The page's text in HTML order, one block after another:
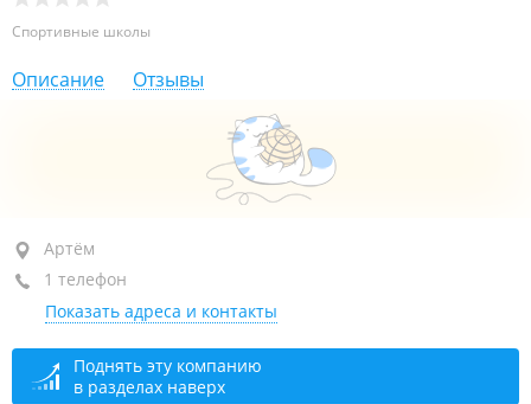
Спортивные школы
Описание Отзывы
Артём, ул. Ленина (пос. Заводской), 3А
+7 (423-37) 9-45-32
сегодня закрыто
Артём
1 телефон
Показать адреса и контакты
Поднять эту компанию
в разделах наверх